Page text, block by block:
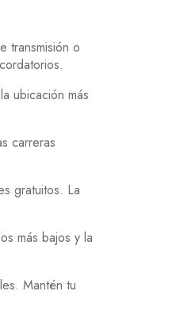
transmisión o
ubicación más
carreras
gratuitos. La
más bajos y la
Mantén tu